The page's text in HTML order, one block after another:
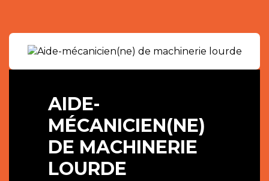
AIDE-
MÉCANICIEN(NE)
DE MACHINERIE
LOURDE